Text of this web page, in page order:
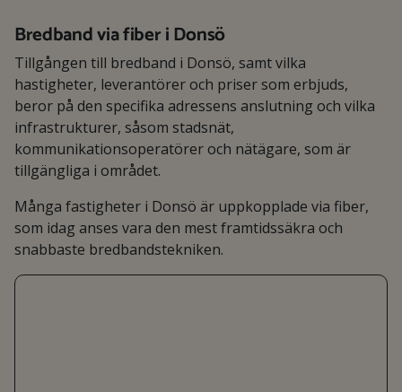
Bredband via fiber i Donsö
Tillgången till bredband i Donsö, samt vilka
hastigheter, leverantörer och priser som erbjuds,
beror på den specifika adressens anslutning och vilka
infrastrukturer, såsom stadsnät,
kommunikationsoperatörer och nätägare, som är
tillgängliga i området.
Många fastigheter i Donsö är uppkopplade via fiber,
som idag anses vara den mest framtidssäkra och
snabbaste bredbandstekniken.